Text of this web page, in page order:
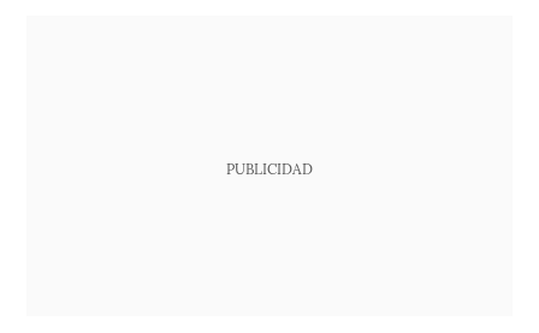
PUBLICIDAD